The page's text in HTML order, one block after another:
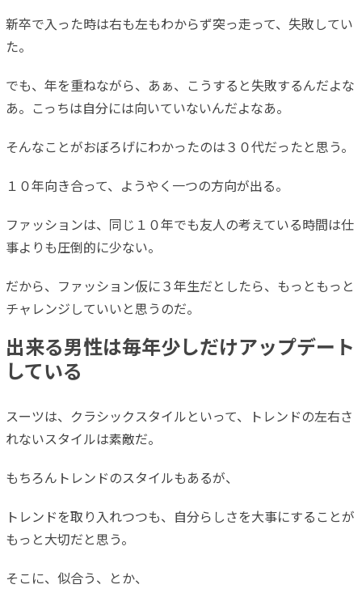
新卒で入った時は右も左もわからず突っ走って、失敗してい
た。
でも、年を重ねながら、あぁ、こうすると失敗するんだよな
あ。こっちは自分には向いていないんだよなあ。
そんなことがおぼろげにわかったのは３０代だったと思う。
１０年向き合って、ようやく一つの方向が出る。
ファッションは、同じ１０年でも友人の考えている時間は仕
事よりも圧倒的に少ない。
だから、ファッション仮に３年生だとしたら、もっともっと
チャレンジしていいと思うのだ。
出来る男性は毎年少しだけアップデート
している
スーツは、クラシックスタイルといって、トレンドの左右さ
れないスタイルは素敵だ。
もちろんトレンドのスタイルもあるが、
トレンドを取り入れつつも、自分らしさを大事にすることが
もっと大切だと思う。
そこに、似合う、とか、